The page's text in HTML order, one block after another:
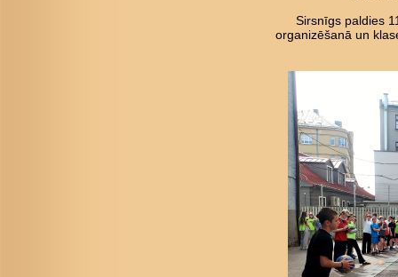
Sirsnīgs paldies
organizēšanā un